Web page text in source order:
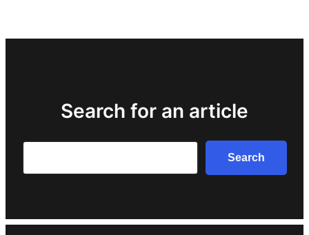
Search for an article
Search